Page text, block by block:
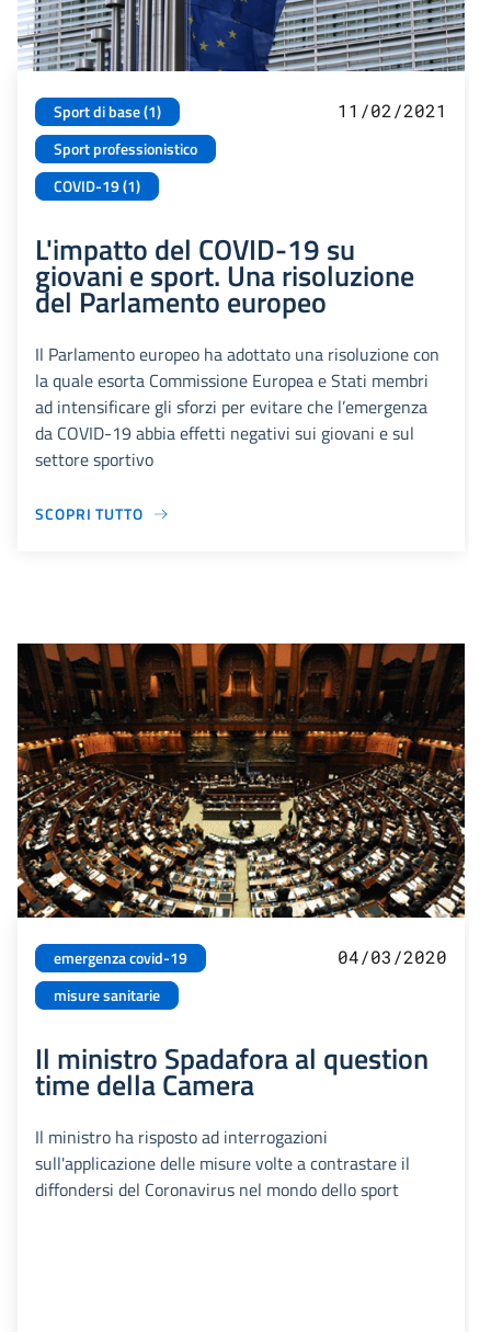
Sport di base (1)
Sport professionistico
COVID-19 (1)
11/02/2021
L'impatto del COVID-19 su
giovani e sport. Una risoluzione
del Parlamento europeo
Il Parlamento europeo ha adottato una risoluzione con
la quale esorta Commissione Europea e Stati membri
ad intensificare gli sforzi per evitare che l’emergenza
da COVID-19 abbia effetti negativi sui giovani e sul
settore sportivo
SCOPRI TUTTO
emergenza covid-19
misure sanitarie
04/03/2020
Il ministro Spadafora al question
time della Camera
Il ministro ha risposto ad interrogazioni
sull'applicazione delle misure volte a contrastare il
diffondersi del Coronavirus nel mondo dello sport